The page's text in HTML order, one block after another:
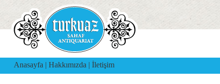
Anasayfa | Hakkımızda | İletişim